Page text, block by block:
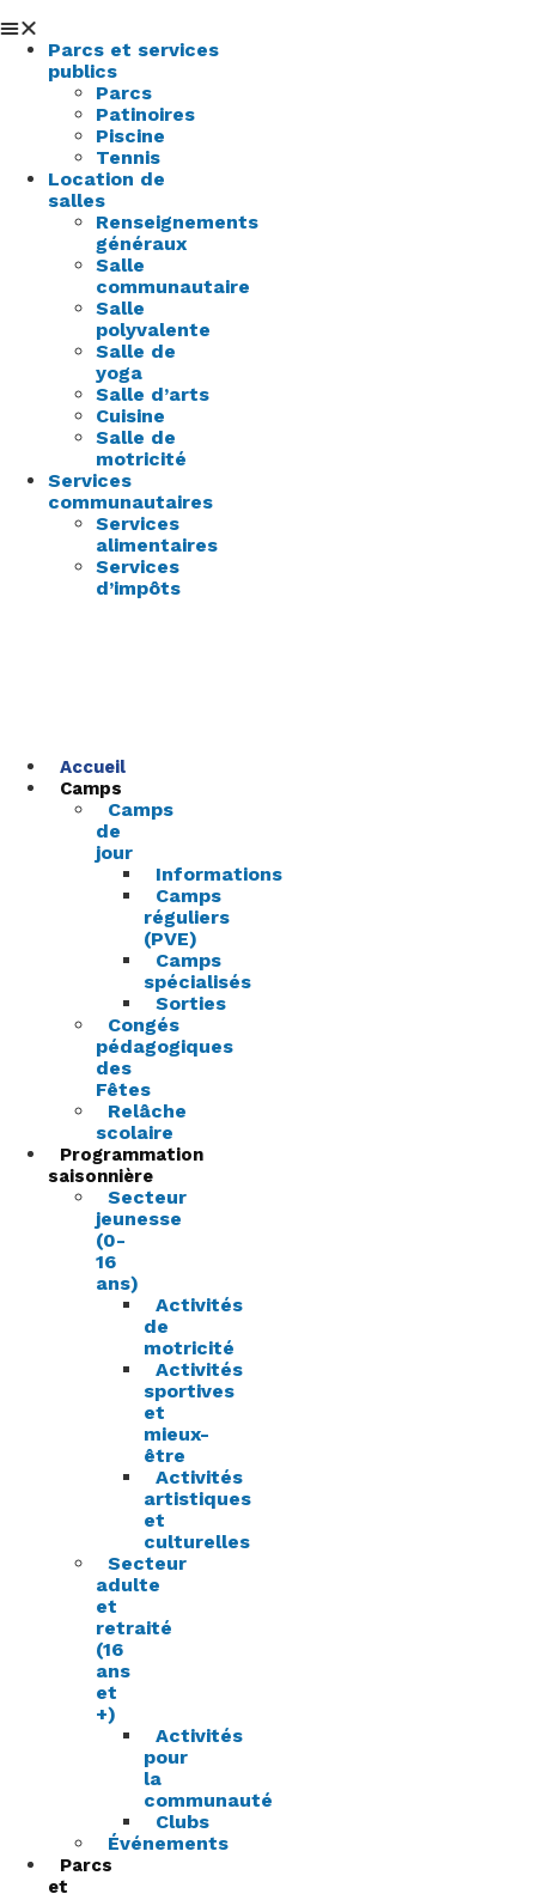
Parcs et services
publics
Parcs
Patinoires
Piscine
Tennis
Location de
salles
Renseignements
généraux
Salle
communautaire
Salle
polyvalente
Salle de
yoga
Salle d’arts
Cuisine
Salle de
motricité
Services
communautaires
Services
alimentaires
Services
d’impôts
Accueil
Camps
Camps
de
jour
Informations
Camps
réguliers
(PVE)
Camps
spécialisés
Sorties
Congés
pédagogiques
des
Fêtes
Relâche
scolaire
Programmation
saisonnière
Secteur
jeunesse
(0-
16
ans)
Activités
de
motricité
Activités
sportives
et
mieux-
être
Activités
artistiques
et
culturelles
Secteur
adulte
et
retraité
(16
ans
et
+)
Activités
pour
la
communauté
Clubs
Événements
Parcs
et